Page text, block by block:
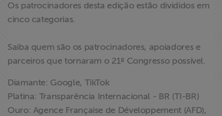
Os patrocinadores desta edição estão divididos em
cinco categorias.
Saiba quem são os patrocinadores, apoiadores e
parceiros que tornaram o 21º Congresso possível.
Diamante: Google, TikTok
Platina: Transparência Internacional - BR (TI-BR)
Ouro: Agence Française de Développement (AFD),